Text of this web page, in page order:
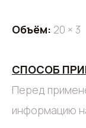
Объём: 20 × 3
СПОСОБ
Перед
информацию